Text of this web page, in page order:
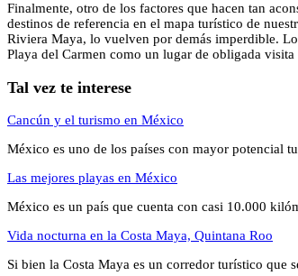
Finalmente, otro de los factores que hacen tan
destinos de referencia en el mapa turístico de
Riviera Maya, lo vuelven por demás imperdible.
Playa del Carmen como un lugar de obligada
Tal vez te interese
Cancún y el turismo en México
México es uno de los países con mayor potencial
Las mejores playas en México
México es un país que cuenta con casi 10.000
Vida nocturna en la Costa Maya, Quintana Roo
Si bien la Costa Maya es un corredor turístico que